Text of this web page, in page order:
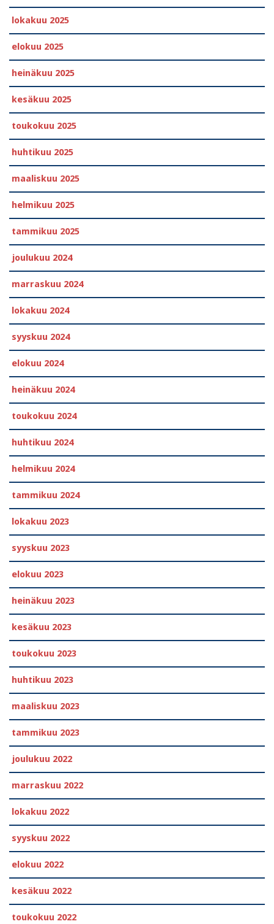
lokakuu 2025
elokuu 2025
heinäkuu 2025
kesäkuu 2025
toukokuu 2025
huhtikuu 2025
maaliskuu 2025
helmikuu 2025
tammikuu 2025
joulukuu 2024
marraskuu 2024
lokakuu 2024
syyskuu 2024
elokuu 2024
heinäkuu 2024
toukokuu 2024
huhtikuu 2024
helmikuu 2024
tammikuu 2024
lokakuu 2023
syyskuu 2023
elokuu 2023
heinäkuu 2023
kesäkuu 2023
toukokuu 2023
huhtikuu 2023
maaliskuu 2023
tammikuu 2023
joulukuu 2022
marraskuu 2022
lokakuu 2022
syyskuu 2022
elokuu 2022
kesäkuu 2022
toukokuu 2022